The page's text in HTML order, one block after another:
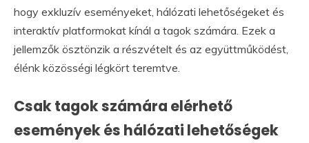
hogy exkluzív eseményeket, hálózati lehetőségeket és
interaktív platformokat kínál a tagok számára. Ezek a
jellemzők ösztönzik a részvételt és az együttműködést,
élénk közösségi légkört teremtve.
Csak tagok számára elérhető
események és hálózati lehetőségek